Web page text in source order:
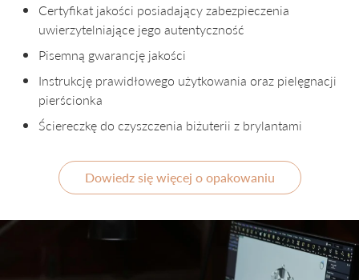
Certyfikat jakości posiadający zabezpieczenia
uwierzytelniające jego autentyczność
Pisemną gwarancję jakości
Instrukcję prawidłowego użytkowania oraz pielęgnacji
pierścionka
Ściereczkę do czyszczenia biżuterii z brylantami
Dowiedz się więcej o opakowaniu